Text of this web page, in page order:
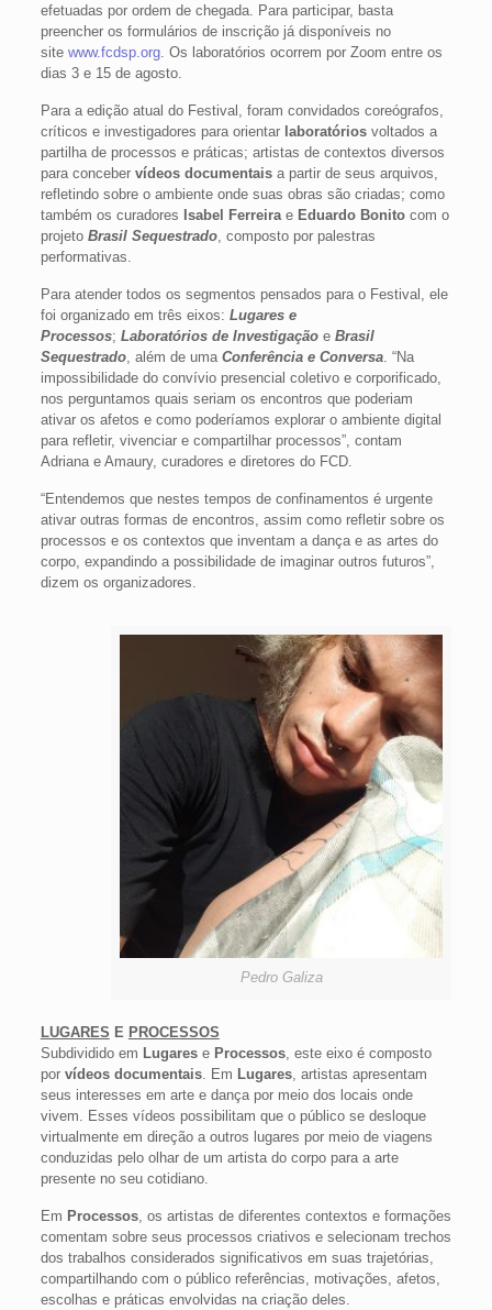
efetuadas por ordem de chegada. Para participar, basta
preencher os formulários de inscrição já disponíveis no
site www.fcdsp.org. Os laboratórios ocorrem por Zoom entre os
dias 3 e 15 de agosto.
Para a edição atual do Festival, foram convidados coreógrafos,
críticos e investigadores para orientar laboratórios voltados a
partilha de processos e práticas; artistas de contextos diversos
para conceber vídeos documentaisa partir de seus arquivos,
refletindo sobre o ambiente onde suas obras são criadas; como
também os curadores Isabel Ferreira e Eduardo Bonito com o
projeto Brasil Sequestrado, composto por palestras
performativas.
Para atender todos os segmentos pensados para o Festival, ele
foi organizado em três eixos: Lugares e
Processos; Laboratórios de Investigaçãoe Brasil
Sequestrado, além de uma Conferência e Conversa. “Na
impossibilidade do convívio presencial coletivo e corporificado,
nos perguntamos quais seriam os encontros que poderiam
ativar os afetos e como poderíamos explorar o ambiente digital
para refletir, vivenciar e compartilhar processos”, contam
Adriana e Amaury, curadores e diretores do FCD.
“Entendemos que nestes tempos de confinamentos é urgente
ativar outras formas de encontros, assim como refletir sobre os
processos e os contextos que inventam a dança e as artes do
corpo, expandindo a possibilidade de imaginar outros futuros”,
dizem os organizadores.
Pedro Galiza
LUGARES E PROCESSOS
Subdividido em Lugarese Processos, este eixo é composto
por vídeos documentais. Em Lugares, artistas apresentam
seus interesses em arte e dança por meio dos locais onde
vivem. Esses vídeos possibilitam que o público se desloque
virtualmente em direção a outros lugares por meio de viagens
conduzidas pelo olhar de um artista do corpo para a arte
presente no seu cotidiano.
Em Processos, os artistas de diferentes contextos e formações
comentam sobre seus processos criativos e selecionam trechos
dos trabalhos considerados significativos em suas trajetórias,
compartilhando com o público referências, motivações, afetos,
escolhas e práticas envolvidas na criação deles.